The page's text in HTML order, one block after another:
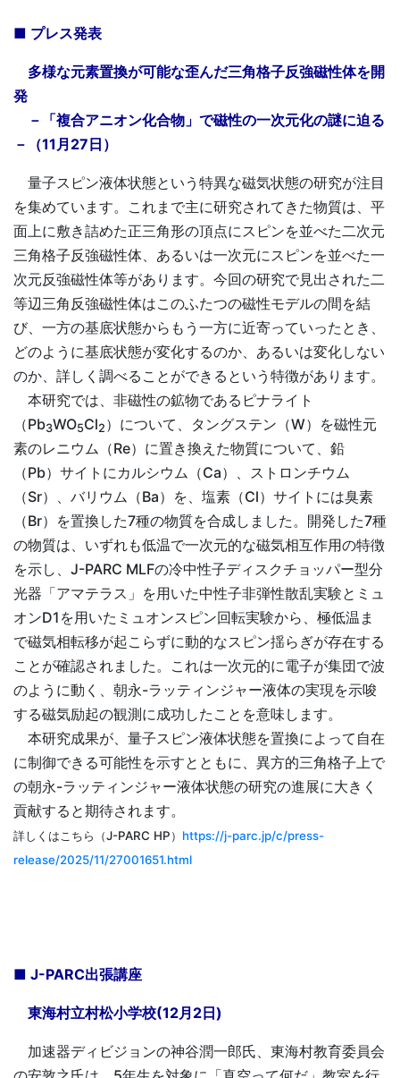
■ プレス発表
多様な元素置換が可能な歪んだ三角格子反強磁性体を開
発
－「複合アニオン化合物」で磁性の一次元化の謎に迫る
－（11月27日）
量子スピン液体状態という特異な磁気状態の研究が注目
を集めています。これまで主に研究されてきた物質は、平
面上に敷き詰めた正三角形の頂点にスピンを並べた二次元
三角格子反強磁性体、あるいは一次元にスピンを並べた一
次元反強磁性体等があります。今回の研究で見出された二
等辺三角反強磁性体はこのふたつの磁性モデルの間を結
び、一方の基底状態からもう一方に近寄っていったとき、
どのように基底状態が変化するのか、あるいは変化しない
のか、詳しく調べることができるという特徴があります。
本研究では、非磁性の鉱物であるピナライト
（Pb3WO5Cl2 ）について、タングステン（W）を磁性元
素のレニウム（Re）に置き換えた物質について、鉛
（Pb）サイトにカルシウム（Ca）、ストロンチウム
（Sr）、バリウム（Ba）を、塩素（Cl）サイトには臭素
（Br）を置換した7種の物質を合成しました。開発した7種
の物質は、いずれも低温で一次元的な磁気相互作用の特徴
を示し、J-PARC MLFの冷中性子ディスクチョッパー型分
光器「アマテラス」を用いた中性子非弾性散乱実験とミュ
オンD1を用いたミュオンスピン回転実験から、極低温ま
で磁気相転移が起こらずに動的なスピン揺らぎが存在する
ことが確認されました。これは一次元的に電子が集団で波
のように動く、朝永-ラッティンジャー液体の実現を示唆
する磁気励起の観測に成功したことを意味します。
本研究成果が、量子スピン液体状態を置換によって自在
に制御できる可能性を示すとともに、異方的三角格子上で
の朝永-ラッティンジャー液体状態の研究の進展に大きく
貢献すると期待されます。
詳しくはこちら（J-PARC HP） https://j-parc.jp/c/press-
release/2025/11/27001651.html
■ J-PARC出張講座
東海村立村松小学校(12月2日)
加速器ディビジョンの神谷潤一郎氏、東海村教育委員会